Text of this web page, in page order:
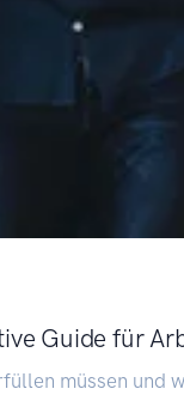
Guide für
müssen und